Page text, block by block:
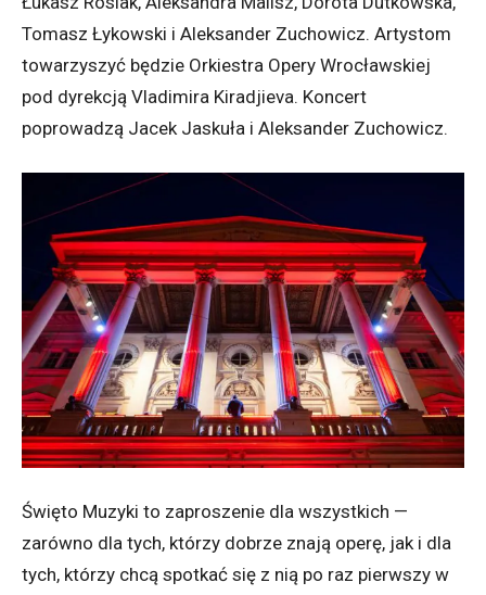
Tomasz Łykowski i Aleksander Zuchowicz. Artystom
towarzyszyć będzie Orkiestra Opery Wrocławskiej
pod dyrekcją Vladimira Kiradjieva. Koncert
poprowadzą Jacek Jaskuła i Aleksander Zuchowicz.
Święto Muzyki to zaproszenie dla wszystkich —
zarówno dla tych, którzy dobrze znają operę, jak i dla
tych, którzy chcą spotkać się z nią po raz pierwszy w